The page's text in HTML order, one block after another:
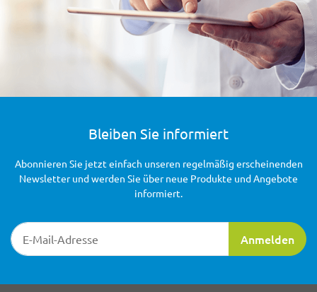
Bleiben Sie informiert
Newsletter-Registrierung
Anmelden
Abonnieren Sie jetzt einfach unseren regelmäßig erscheinenden
Newsletter und werden Sie über neue Produkte und Angebote
informiert.